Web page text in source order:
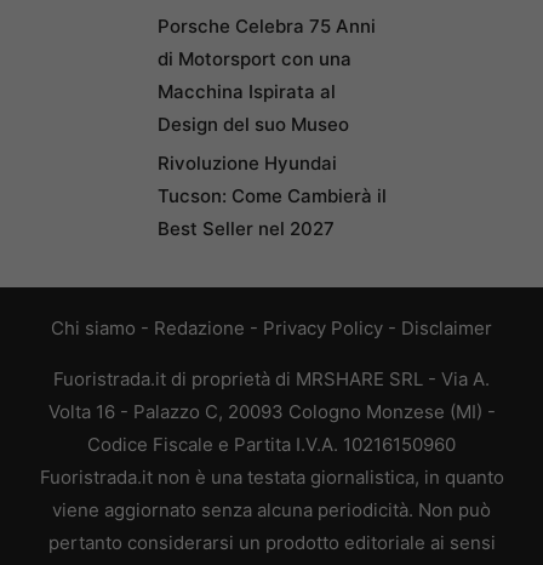
Porsche Celebra 75 Anni
di Motorsport con una
Macchina Ispirata al
Design del suo Museo
Rivoluzione Hyundai
Tucson: Come Cambierà il
Best Seller nel 2027
Chi siamo - Redazione - Privacy Policy - Disclaimer
Fuoristrada.it di proprietà di MRSHARE SRL - Via A.
Volta 16 - Palazzo C, 20093 Cologno Monzese (MI) -
Codice Fiscale e Partita I.V.A. 10216150960
Fuoristrada.it non è una testata giornalistica, in quanto
viene aggiornato senza alcuna periodicità. Non può
pertanto considerarsi un prodotto editoriale ai sensi